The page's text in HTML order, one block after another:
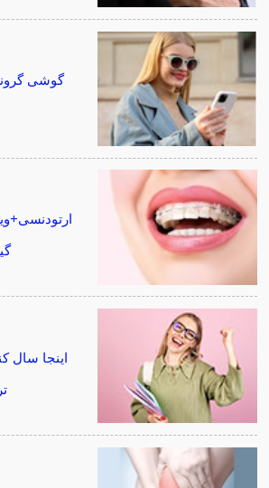
گوشی
اینجا سال